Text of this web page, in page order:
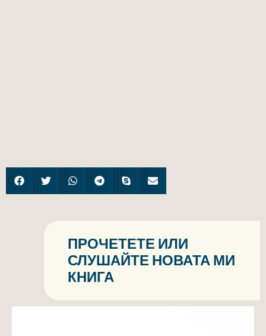
ПРОЧЕТЕТЕ ИЛИ
СЛУШАЙТЕ НОВАТА МИ
КНИГА